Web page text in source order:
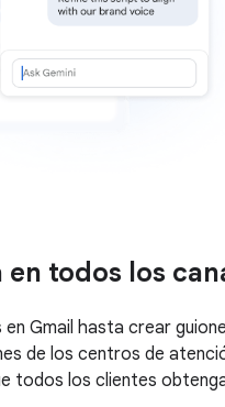
todos los
Gmail hasta crear
de los centros de
todos los clientes